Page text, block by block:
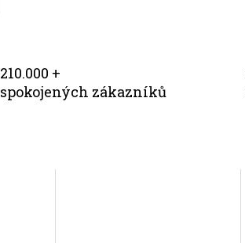
210.000 +
spokojených zákazníků